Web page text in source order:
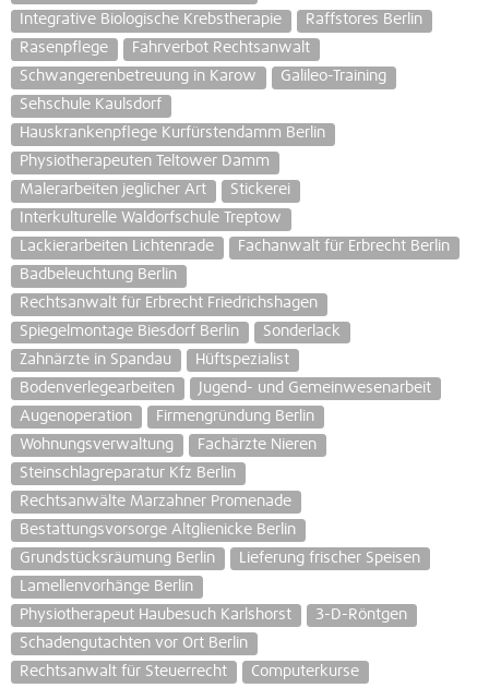
Integrative Biologische Krebstherapie
Raffstores Berlin
Rasenpflege
Fahrverbot Rechtsanwalt
Schwangerenbetreuung in Karow
Galileo-Training
Sehschule Kaulsdorf
Hauskrankenpflege Kurfürstendamm Berlin
Physiotherapeuten Teltower Damm
Malerarbeiten jeglicher Art
Stickerei
Interkulturelle Waldorfschule Treptow
Lackierarbeiten Lichtenrade
Fachanwalt für Erbrecht Berlin
Badbeleuchtung Berlin
Rechtsanwalt für Erbrecht Friedrichshagen
Spiegelmontage Biesdorf Berlin
Sonderlack
Zahnärzte in Spandau
Hüftspezialist
Bodenverlegearbeiten
Jugend- und Gemeinwesenarbeit
Augenoperation
Firmengründung Berlin
Wohnungsverwaltung
Fachärzte Nieren
Steinschlagreparatur Kfz Berlin
Rechtsanwälte Marzahner Promenade
Bestattungsvorsorge Altglienicke Berlin
Grundstücksräumung Berlin
Lieferung frischer Speisen
Lamellenvorhänge Berlin
Physiotherapeut Haubesuch Karlshorst
3-D-Röntgen
Schadengutachten vor Ort Berlin
Rechtsanwalt für Steuerrecht
Computerkurse